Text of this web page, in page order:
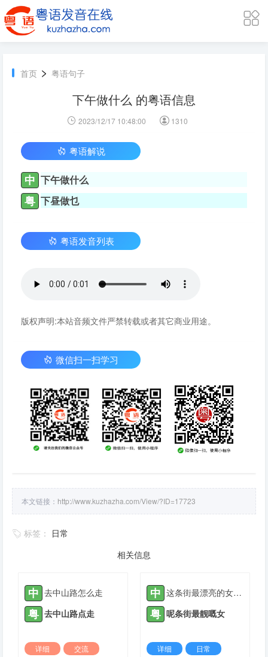
首页 > 粤语句子
下午做什么 的粤语信息
2023/12/17 10:48:00 1310
粤语解说
中 下午做什么
粤 下昼做乜
粤语发音列表
版权声明:本站音频文件严禁转载或者其它商业用途。
微信扫一扫学习
本文链接： http://www.kuzhazha.com/View/?ID=17723
标签： 日常
相关信息
中 去中山路怎么走
粤 去中山路点走
详细
交流
中 这条街最漂亮的女孩子
粤 呢条街最靓嘅女
详细
日常